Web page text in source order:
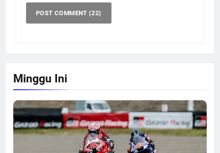
Minggu Ini